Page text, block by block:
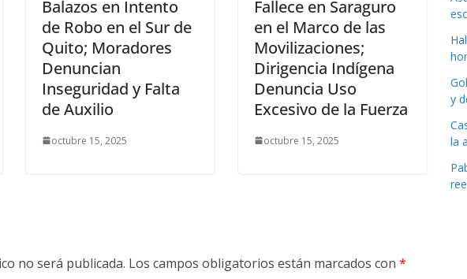
Balazos en Intento
de Robo en el Sur de
Quito; Moradores
Denuncian
Inseguridad y Falta
de Auxilio
octubre 15, 2025
Fallece en Saraguro
en el Marco de las
Movilizaciones;
Dirigencia Indígena
Denuncia Uso
Excesivo de la Fuerza
octubre 15, 2025
no será publicada. Los campos obligatorios están marcados con *
y
la